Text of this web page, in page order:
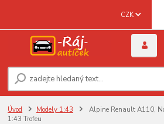
CZK
Úvod Modely 1:43
Alpine Renault A110,
1:43 Trofeu